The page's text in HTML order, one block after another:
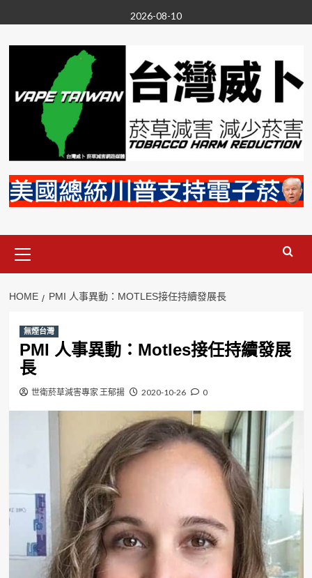
to
content
2026-08-10
Menu
HOME PMI 人事異動：MOTLES接任持續發展長
無煙台灣
PMI 人事異動：Motles接任持續發展
長
世衛菸草減害專家 王郁揚 2020-10-26 0